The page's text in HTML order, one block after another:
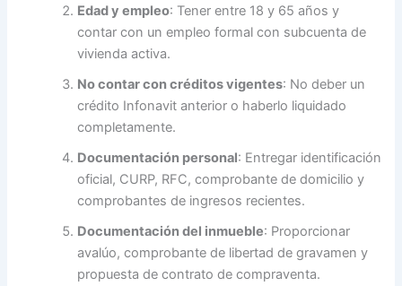
Edad y empleo: Tener entre 18 y 65 años y
contar con un empleo formal con subcuenta de
vivienda activa.
No contar con créditos vigentes: No deber un
crédito Infonavit anterior o haberlo liquidado
completamente.
Documentación personal: Entregar identificación
oficial, CURP, RFC, comprobante de domicilio y
comprobantes de ingresos recientes.
Documentación del inmueble: Proporcionar
avalúo, comprobante de libertad de gravamen y
propuesta de contrato de compraventa.